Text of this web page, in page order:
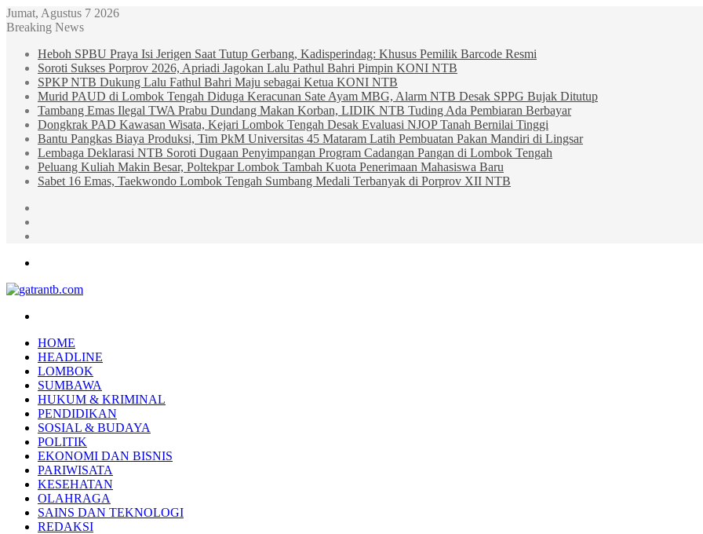
Jumat, Agustus 7 2026
Breaking News
Heboh SPBU Praya Isi Jerigen Saat Tutup Gerbang, Kadisperindag: Khusus Pemilik Barcode Resmi
Soroti Sukses Porprov 2026, Apriadi Jagokan Lalu Pathul Bahri Pimpin KONI NTB
SPKP NTB Dukung Lalu Fathul Bahri Maju sebagai Ketua KONI NTB
Murid PAUD di Lombok Tengah Diduga Keracunan Sate Ayam MBG, Alarm NTB Desak SPPG Bujak Ditutup
Tambang Emas Ilegal TWA Prabu Dundang Makan Korban, LIDIK NTB Tuding Ada Pembiaran Berbayar
Dongkrak PAD Kawasan Wisata, Kejari Lombok Tengah Desak Evaluasi NJOP Tanah Bernilai Tinggi
Bantu Pangkas Biaya Produksi, Tim PkM Universitas 45 Mataram Latih Pembuatan Pakan Mandiri di Lingsar
Lembaga Deklarasi NTB Soroti Dugaan Penyimpangan Program Cadangan Pangan di Lombok Tengah
Peluang Kuliah Makin Besar, Poltekpar Lombok Tambah Kuota Penerimaan Mahasiswa Baru
Sabet 16 Emas, Taekwondo Lombok Tengah Sumbang Medali Terbanyak di Porprov XII NTB
HOME
HEADLINE
LOMBOK
SUMBAWA
HUKUM & KRIMINAL
PENDIDIKAN
SOSIAL & BUDAYA
POLITIK
EKONOMI DAN BISNIS
PARIWISATA
KESEHATAN
OLAHRAGA
SAINS DAN TEKNOLOGI
REDAKSI